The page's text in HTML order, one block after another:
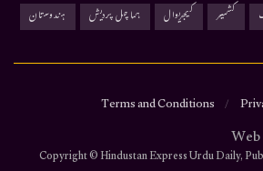
کشمیر کیجریوال ہماچل پردیش ہندوستان
Terms and Conditions
.Copyright © Hindustan Express Urdu Daily,